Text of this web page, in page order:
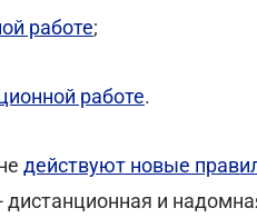
работе;
работе.
действуют новые
и